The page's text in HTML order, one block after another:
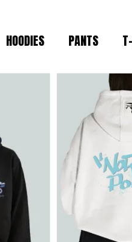
o sudadera
para la
IDENTIDAD
Materiales
en
HOODIES PANTS